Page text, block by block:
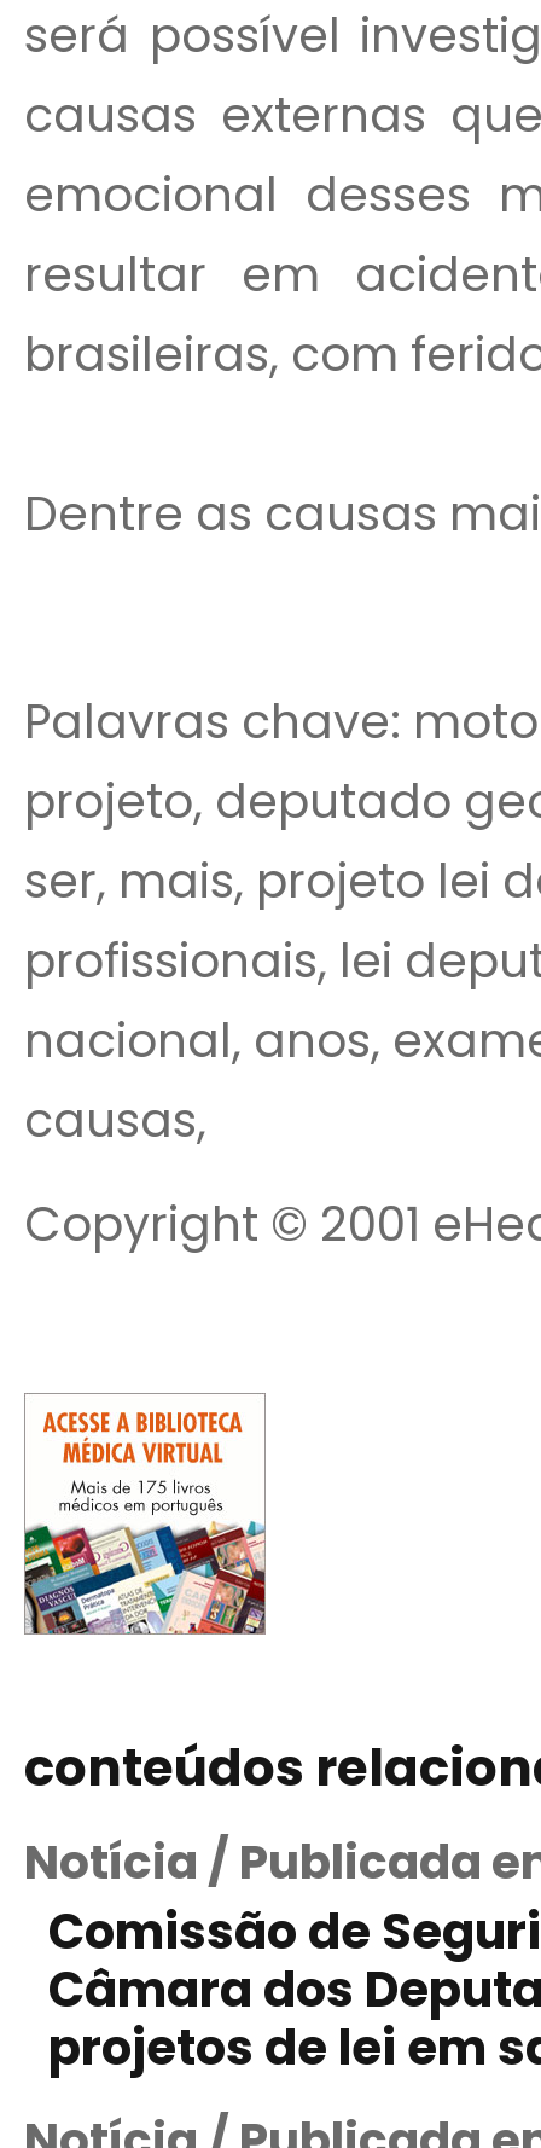
será possível
causas externas
emocional desses
resultar em
brasileiras, com
Dentre as causas
Palavras chave:
projeto, deputado
ser, mais, projeto lei
profissionais, lei
nacional, anos,
causas,
Copyright © 2001
conteúdos
Notícia / Publicada
Comissão de
Câmara dos
projetos de lei em